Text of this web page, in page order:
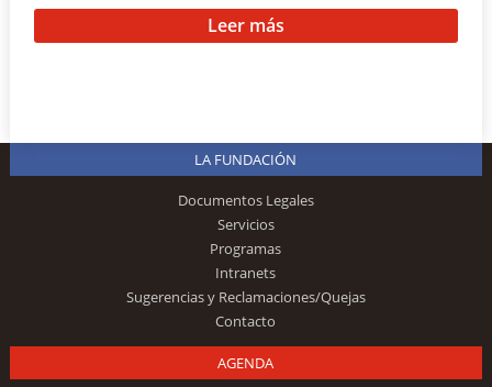
Leer más
LA FUNDACIÓN
Documentos Legales
Servicios
Programas
Intranets
Sugerencias y Reclamaciones/Quejas
Contacto
AGENDA